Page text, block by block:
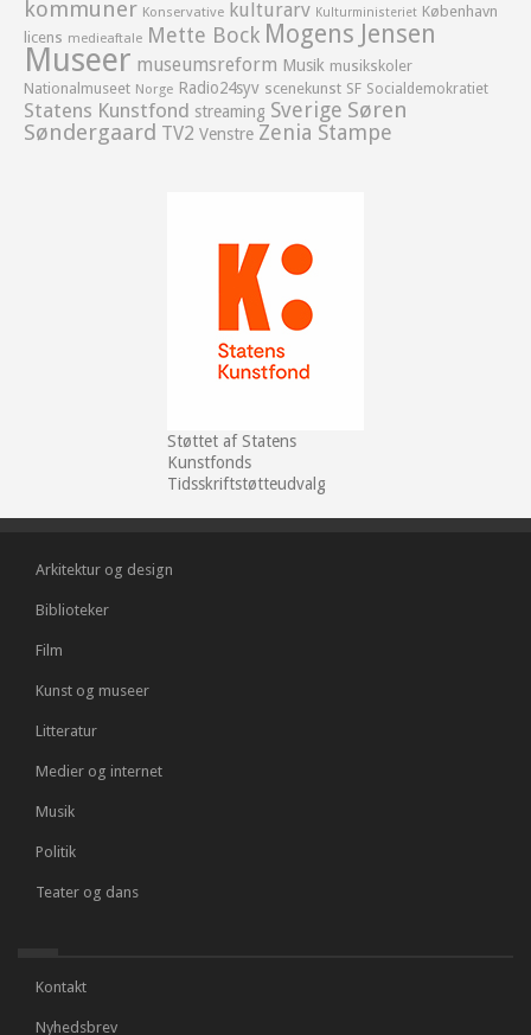
kommuner Konservative kulturarv Kulturministeriet København
licens medieaftale Mette Bock Mogens Jensen
Museer museumsreform Musik musikskoler
Nationalmuseet Norge Radio24syv scenekunst SF Socialdemokratiet
Statens Kunstfond streaming Sverige Søren
Søndergaard TV2 Venstre Zenia Stampe
Støttet af Statens
Kunstfonds
Tidsskriftstøtteudvalg
Arkitektur og design
Biblioteker
Film
Kunst og museer
Litteratur
Medier og internet
Musik
Politik
Teater og dans
Kontakt
Nyhedsbrev